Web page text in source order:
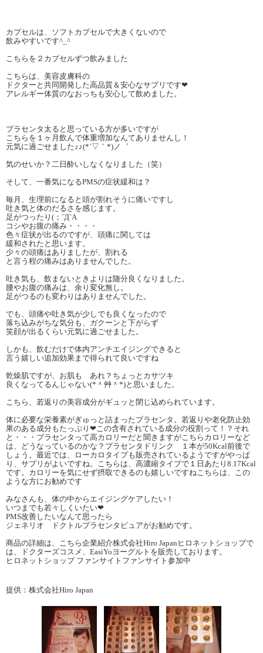
カプセルは、ソフトカプセルで大きくないので
飲みやすいです^_^
こちらを２カプセルずつ飲みました
こちらは、美容皮膚科の
ドクターと共同開発した高品質＆安心なサプリです❤
アレルギー体質のなおっちも安心して飲めました。
プラセンタ太ると思っている方が多いですが
こちらを１ヶ月飲んで体重増加なんてありませんし！
元気に過ごせました♪♪(*´▽｀*)ノ゛
気のせいか？二日酔いしなくなりました（笑）
そして、一番気になるPMSの症状緩和は？
毎月、生理前になると頭が割れそうに痛いですし
吐き気と体のだるさを感じます。
足がつったり(；´Д`A
コシやお腹の痛み・・・・
色々症状が出るのですが、頭痛に関しては
緩和されたと思います。
少々の頭痛はありましたが、割れる
と言う程の痛みはありませんでした。
吐き気も、飲まないときよりは随分良くなりました。
腰やお腹の痛みは、余り変化無し。
足がつるのも変わりはありませんでした。
でも、頭痛や吐き気が少しでも良くなったので
落ち込みがちな気分も、ガクーンと下がらず
笑顔が出るくらい元気に過ごせました。
しかも、飲むだけで体内アンチエイジングできると
言う嬉しい追加効果まで得られて良いですね
乾燥肌ですが、お肌も あれ？ちょっとカサツキ
良くなってるんじゃない(*＾艸＾*)と思いました。
こちら、若返りの美容成分がギュッと閉じ込められています。
体に必要な栄養素がぎゅっと詰まったプラセンタ。若返りや老化防止効
果のある成分もたっぷり❤この含有されている成分の役割って！？それ
と・・・プラセンタって高カロリーだと聞きますがこちらカロリーなど
は、どうなっているのかな？プラセンタドリンク １本が50Kcal前後で
しょう。最近では、ローカロタイプも販売されているようですがやっぱ
り、サプリがよいですね。こちらは、高濃縮タイプで１日あたり8.17Kcal
です。カロリーを気にせず摂取できるのも嬉しいですねこちらは、この
ような方にお勧めです
みなさんも、体の中からエイジングケアしたい！
いつまでも若々しくいたい❤
PMS改善したいなんて思ったら
ジェネリオ ドクトルプラセンタピュアがお勧めです。
商品の詳細は、こちら企業紹介株式会社Hiro Japanヒロネットショップで
は、ドクターズコスメ、EasiYoヨーグルトを販売しております。
ヒロネットショップ ファンサイトファンサイト参加中
提供：株式会社Hiro Japan